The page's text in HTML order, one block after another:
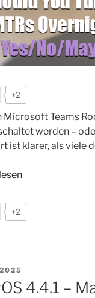
+2
Microsoft Teams
werden –
ist klarer, als viele
+2
4.4.1 –